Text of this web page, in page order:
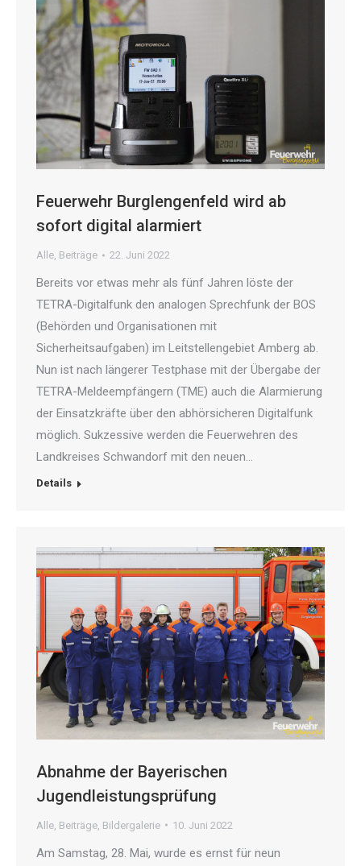
Feuerwehr Burglengenfeld wird ab
sofort digital alarmiert
Alle, Beiträge 22. Juni 2022
Bereits vor etwas mehr als fünf Jahren löste der
TETRA-Digitalfunk den analogen Sprechfunk der BOS
(Behörden und Organisationen mit
Sicherheitsaufgaben) im Leitstellengebiet Amberg ab.
Nun ist nach längerer Testphase mit der Übergabe der
TETRA-Meldeempfängern (TME) auch die Alarmierung
der Einsatzkräfte über den abhörsicheren Digitalfunk
möglich. Sukzessive werden die Feuerwehren des
Landkreises Schwandorf mit den neuen…
Details
Abnahme der Bayerischen
Jugendleistungsprüfung
Alle Beiträge Bildergalerie 10. Juni 2022
Am Samstag, 28. Mai, wurde es ernst für neun